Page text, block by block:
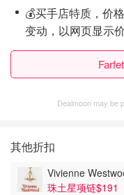
💰买手店特质，价
变动，以网页显示价
Dealmoon may be
其他折扣
Vivienne
珠土星项链$191